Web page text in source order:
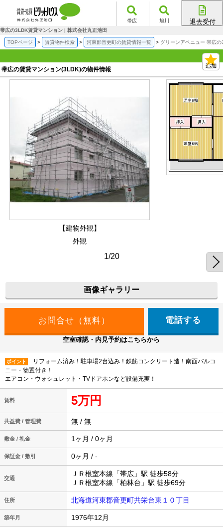
帯広 旭川 退去受付
帯広の3LDK賃貸マンション | 株式会社丸正池田
TOPページ 賃貸物件検索 河東郡音更町の賃貸情報一覧 グリーンアベニュー 帯広
帯広の賃貸マンション(3LDK)の物件情報
【建物外観】
外観
1/20
画像ギャラリー
電話する
空室確認・内見予約はこちらから
ポイント
リフォーム済み！駐車場2台込み！鉄筋コンクリート造！南面バルコ
ニー・物置付き！
エアコン・ウォシュレット・TVドアホンなど設備充実！
賃料 5万円
共益費 / 管理費 無 / 無
敷金 / 礼金 1ヶ月 / 0ヶ月
保証金 / 敷引 0ヶ月 / -
交通
ＪＲ根室本線「帯広」駅 徒歩58分
ＪＲ根室本線「柏林台」駅 徒歩69分
住所 北海道河東郡音更町共栄台東１０丁目
築年月 1976年12月